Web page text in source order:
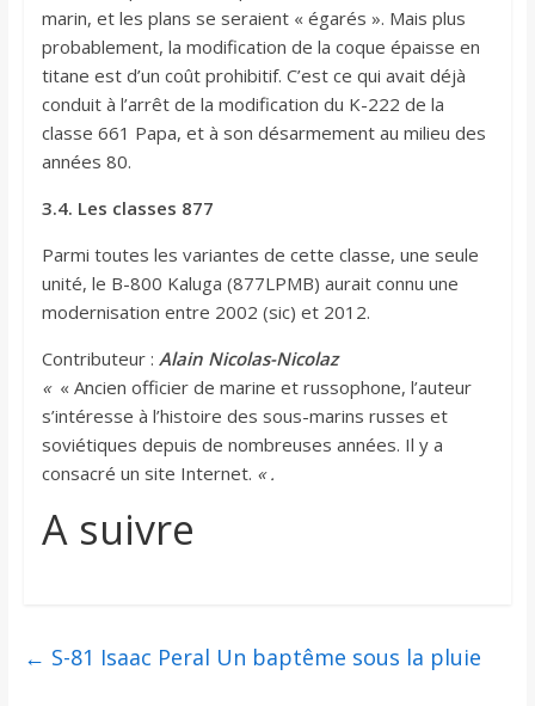
marin, et les plans se seraient « égarés ». Mais plus
probablement, la modification de la coque épaisse en
titane est d’un coût prohibitif. C’est ce qui avait déjà
conduit à l’arrêt de la modification du K-222 de la
classe 661 Papa, et à son désarmement au milieu des
années 80.
3.4. Les classes 877
Parmi toutes les variantes de cette classe, une seule
unité, le B-800 Kaluga (877LPMB) aurait connu une
modernisation entre 2002 (sic) et 2012.
Contributeur : Alain Nicolas-Nicolaz
« « Ancien officier de marine et russophone, l’auteur
s’intéresse à l’histoire des sous-marins russes et
soviétiques depuis de nombreuses années. Il y a
consacré un site Internet. « .
A suivre
← S-81 Isaac Peral Un baptême sous la pluie